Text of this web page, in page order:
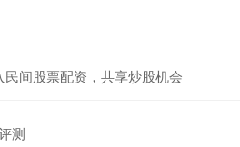
间股票配资，共享炒股机会
测